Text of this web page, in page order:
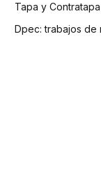
Tapa y
Dpec: trabajos de